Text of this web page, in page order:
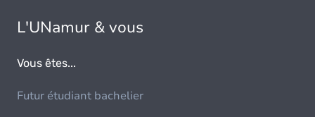
L'UNamur & vous
Vous êtes...
Futur étudiant bachelier